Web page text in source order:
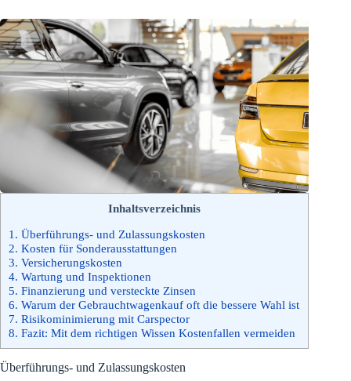
Inhaltsverzeichnis
1. Überführungs- und Zulassungskosten
2. Kosten für Sonderausstattungen
3. Versicherungskosten
4. Wartung und Inspektionen
5. Finanzierung und versteckte Zinsen
6. Warum der Gebrauchtwagenkauf oft die bessere Wahl ist
7. Risikominimierung mit Carspector
8. Fazit: Mit dem richtigen Wissen Kostenfallen vermeiden
Überführungs- und Zulassungskosten